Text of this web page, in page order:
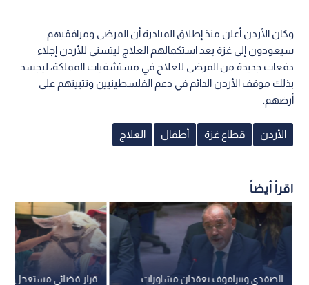
وكان الأردن أعلن منذ إطلاق المبادرة أن المرضى ومرافقيهم
سيعودون إلى غزة بعد استكمالهم العلاج ليتسنى للأردن إجلاء
دفعات جديدة من المرضى للعلاج في مستشفيات المملكة، ليجسد
بذلك موقف الأردن الدائم في دعم الفلسطينيين وتثبيتهم على
أرضهم.
الأردن قطاع غزة أطفال العلاج
اقرأ أيضاً
قرار قضائي مستعجل
الصفدي وبيراموف يعقدان مشاورات